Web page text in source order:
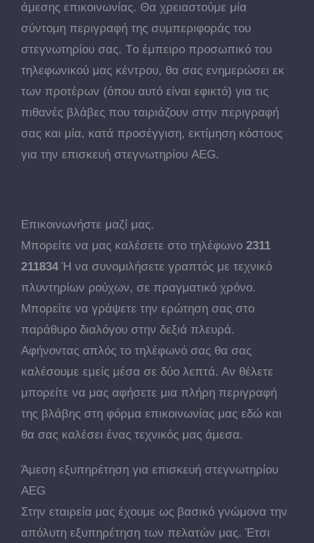
άμεσης επικοινωνίας. Θα χρειαστούμε μία
σύντομη περιγραφή της συμπεριφοράς του
στεγνωτηρίου σας. Tο έμπειρο προσωπικό του
τηλεφωνικού μας κέντρου, θα σας ενημερώσει εκ
των προτέρων (όπου αυτό είναι εφικτό) για τις
πιθανές βλάβες που ταιριάζουν στην περιγραφή
σας και μία, κατά προσέγγιση, εκτίμηση κόστους
για την επισκευή στεγνωτηρίου AEG.
Επικοινωνήστε μαζί μας.
Μπορείτε να μας καλέσετε στο τηλέφωνο 2311
211834Ή να συνομιλήσετε γραπτός με τεχνικό
πλυντηρίων ρούχων, σε πραγματικό χρόνο.
Μπορείτε να γράψετε την ερώτηση σας στο
παράθυρο διαλόγου στην δεξιά πλευρά.
Αφήνοντας απλός το τηλέφωνό σας θα σας
καλέσουμε εμείς μέσα σε δύο λεπτά. Αν θέλετε
μπορείτε να μας αφήσετε μια πλήρη περιγραφή
της βλάβης στη φόρμα επικοινωνίας μας εδώ και
θα σας καλέσει ένας τεχνικός μας άμεσα.
Άμεση εξυπηρέτηση για επισκευή στεγνωτηρίου
AEG
Στην εταιρεία μας έχουμε ως βασικό γνώμονα την
απόλυτη εξυπηρέτηση των πελατών μας. Έτσι